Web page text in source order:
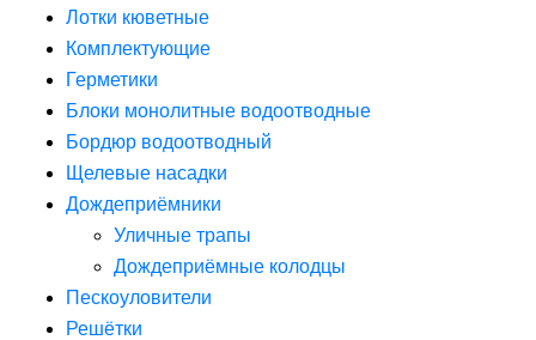
Лотки кюветные
Комплектующие
Герметики
Блоки монолитные водоотводные
Бордюр водоотводный
Щелевые насадки
Дождеприёмники
Уличные трапы
Дождеприёмные колодцы
Пескоуловители
Решётки